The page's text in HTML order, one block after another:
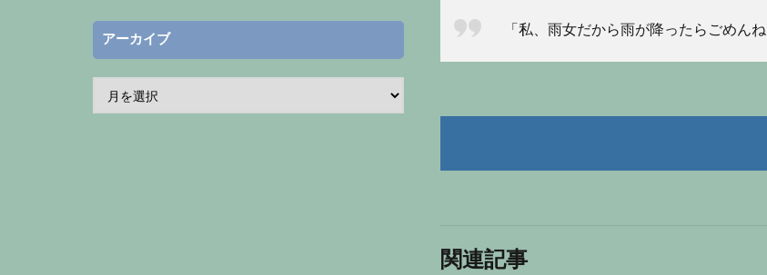
「私、雨女だから雨が降ったらごめんね
関連記事
アーカイブ